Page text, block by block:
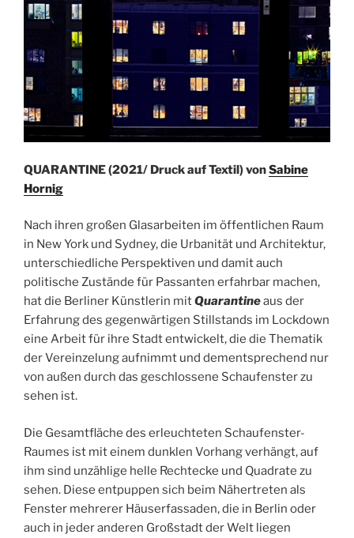
QUARANTINE (2021/ Druck auf Textil) vonSabine
Hornig
Nach ihren großen Glasarbeiten im öffentlichen Raum
in New York und Sydney, die Urbanität und Architektur,
unterschiedliche Perspektiven und damit auch
politische Zustände für Passanten erfahrbar machen,
hat die Berliner Künstlerin mitQuarantineaus der
Erfahrung des gegenwärtigen Stillstands im Lockdown
eine Arbeit für ihre Stadt entwickelt, die die Thematik
der Vereinzelung aufnimmt und dementsprechend nur
von außen durch das geschlossene Schaufenster zu
sehen ist.
Die Gesamtfläche des erleuchteten Schaufenster-
Raumes ist mit einem dunklen Vorhang verhängt, auf
ihm sind unzählige helle Rechtecke und Quadrate zu
sehen. Diese entpuppen sich beim Nähertreten als
Fenster mehrerer Häuserfassaden, die in Berlin oder
auch in jeder anderen Großstadt der Welt liegen